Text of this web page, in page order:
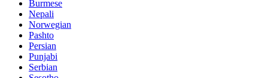
Burmese
Nepali
Norwegian
Pashto
Persian
Punjabi
Serbian